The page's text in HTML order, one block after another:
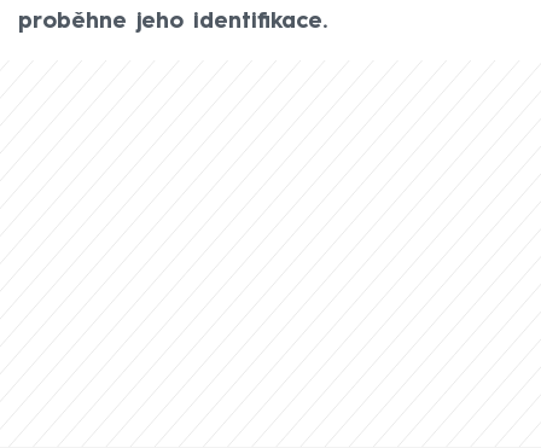
proběhne jeho identifikace.